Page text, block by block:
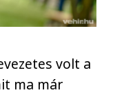
volt a
ma már